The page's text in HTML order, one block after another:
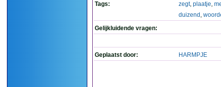
Tags:
zegt, plaatje,
duizend ,
Gelijkluidende vragen:
Geplaatst door: HARMPJE